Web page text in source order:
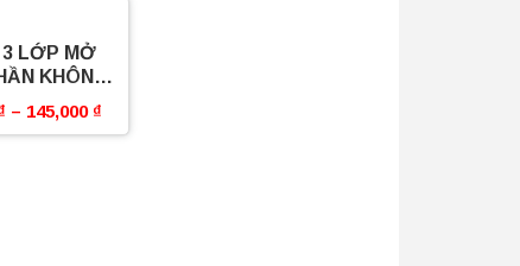
3 LỚP MỞ
KHÔNG
CAO
– 145,000 ₫